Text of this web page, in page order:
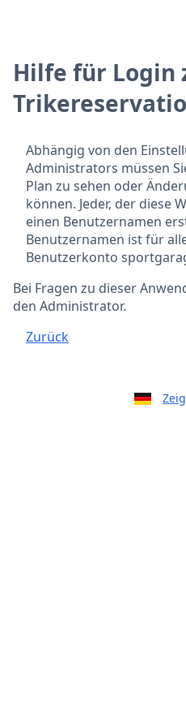
Hilfe für Login
Abhängig von den
Administrators müssen
Plan zu sehen oder
können. Jeder, der diese
einen Benutzernamen
Benutzernamen ist für
Benutzerkonto
Bei Fragen zu dieser
den Administrator.
Zurück